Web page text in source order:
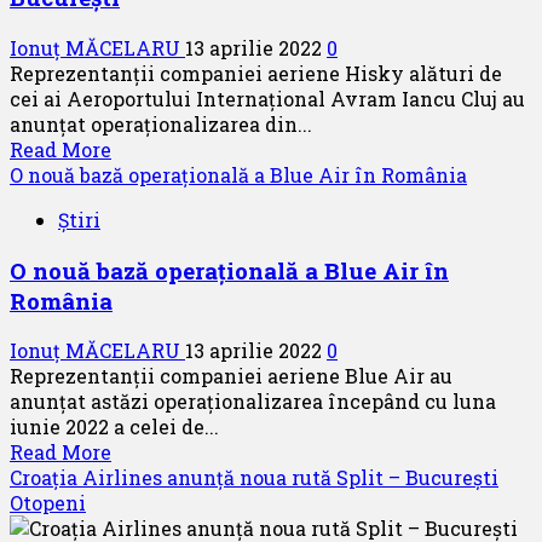
a
aeronavă
bazei
operaționale
Craiova
către
3
Ionuț MĂCELARU 13 aprilie 2022 0
Reprezentanții companiei aeriene Hisky alături de
cei ai Aeroportului Internațional Avram Iancu Cluj au
anunțat operaționalizarea din...
Read More
more
zborurile
directe
–
București
O nouă bază operațională a Blue Air în România
Știri
O nouă bază operațională a Blue Air în
România
Ionuț MĂCELARU 13 aprilie 2022 0
Reprezentanții companiei aeriene Blue Air au
anunțat astăzi operaționalizarea începând cu luna
iunie 2022 a celei de...
Read More
more
O
Croația Airlines anunță noua rută Split – București
Otopeni